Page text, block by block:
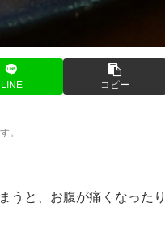
LINE コピー
。
うと、お腹が痛くなった